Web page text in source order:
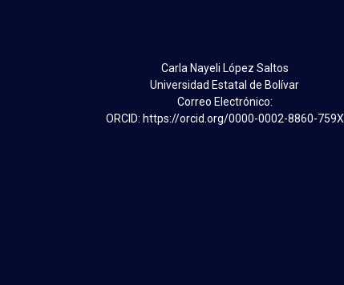
Carla Nayeli López Saltos
Universidad Estatal de Bolívar
Correo Electrónico:
ORCID: https://orcid.org/0000-0002-8860-759X